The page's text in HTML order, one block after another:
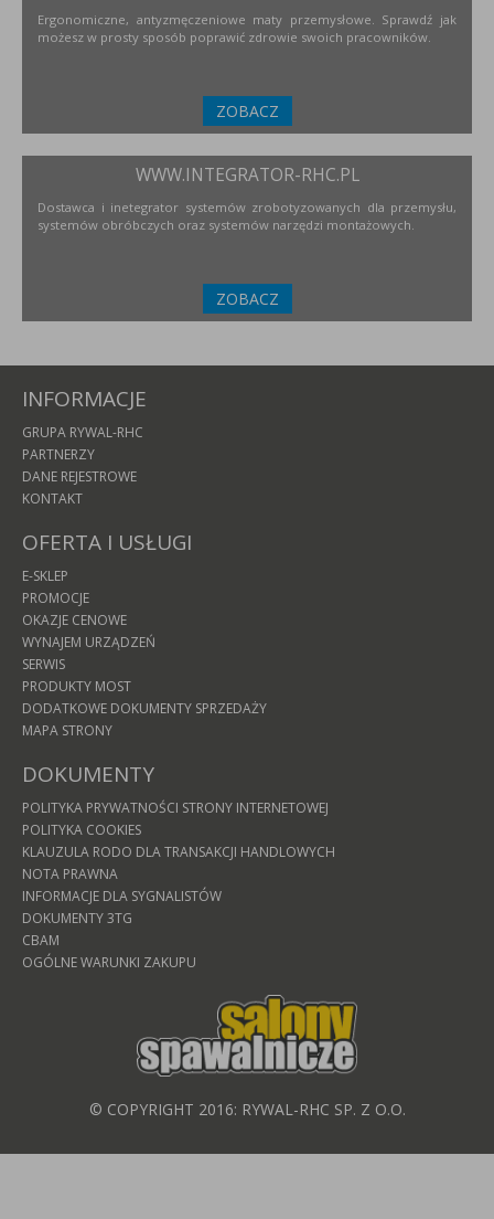
Ergonomiczne, antyzmęczeniowe maty przemysłowe. Sprawdź jak
możesz w prosty sposób poprawić zdrowie swoich pracowników.
ZOBACZ
WWW.INTEGRATOR-RHC.PL
Dostawca i inetegrator systemów zrobotyzowanych dla przemysłu,
systemów obróbczych oraz systemów narzędzi montażowych.
ZOBACZ
INFORMACJE
GRUPA RYWAL-RHC
PARTNERZY
DANE REJESTROWE
KONTAKT
OFERTA I USŁUGI
E-SKLEP
PROMOCJE
OKAZJE CENOWE
WYNAJEM URZĄDZEŃ
SERWIS
PRODUKTY MOST
DODATKOWE DOKUMENTY SPRZEDAŻY
MAPA STRONY
DOKUMENTY
POLITYKA PRYWATNOŚCI STRONY INTERNETOWEJ
POLITYKA COOKIES
KLAUZULA RODO DLA TRANSAKCJI HANDLOWYCH
NOTA PRAWNA
INFORMACJE DLA SYGNALISTÓW
DOKUMENTY 3TG
CBAM
OGÓLNE WARUNKI ZAKUPU
© COPYRIGHT 2016: RYWAL-RHC SP. Z O.O.